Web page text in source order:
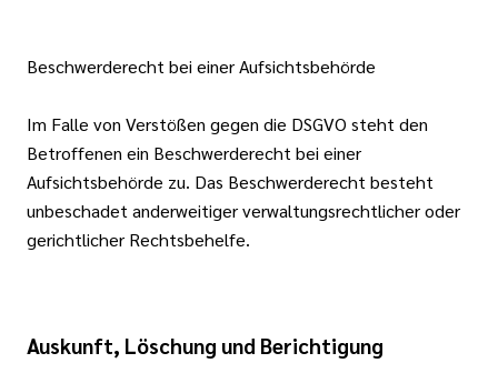
Beschwerderecht bei einer Aufsichtsbehörde
Im Falle von Verstößen gegen die DSGVO steht den
Betroffenen ein Beschwerderecht bei einer
Aufsichtsbehörde zu. Das Beschwerderecht besteht
unbeschadet anderweitiger verwaltungsrechtlicher oder
gerichtlicher Rechtsbehelfe.
Auskunft, Löschung und Berichtigung